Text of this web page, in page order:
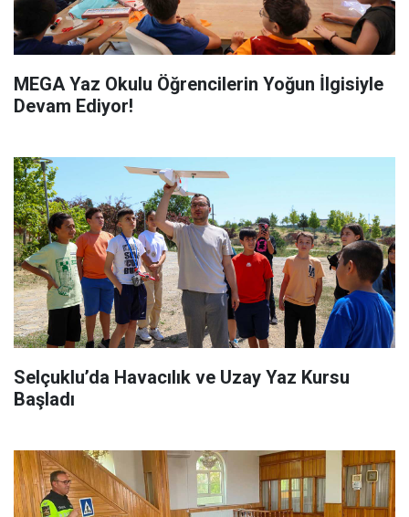
MEGA Yaz Okulu Öğrencilerin Yoğun İlgisiyle
Devam Ediyor!
Selçuklu’da Havacılık ve Uzay Yaz Kursu
Başladı